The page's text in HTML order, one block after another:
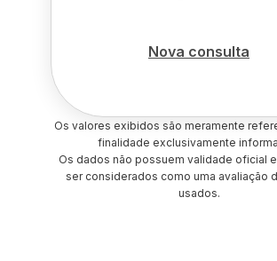
Nova consulta
Os valores exibidos são meramente
finalidade exclusivamente
Os dados não possuem validade oficial
ser considerados como uma avaliação
usados.